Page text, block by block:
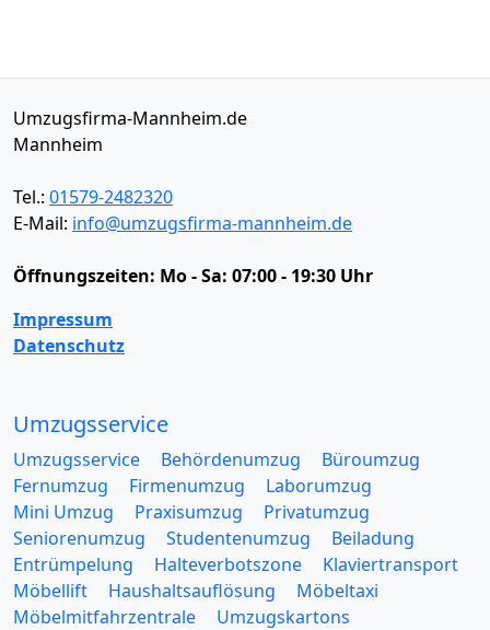
Umzugsfirma-Mannheim.de
Mannheim
Tel.: 01579-2482320
E-Mail: info@umzugsfirma-mannheim.de
Öffnungszeiten: Mo - Sa: 07:00 - 19:30 Uhr
Impressum
Datenschutz
Umzugsservice
Umzugsservice Behördenumzug
Büroumzug
Fernumzug
Firmenumzug
Laborumzug
Mini Umzug
Praxisumzug
Privatumzug
Seniorenumzug
Studentenumzug
Beiladung
Entrümpelung
Halteverbotszone
Klaviertransport
Möbellift
Haushaltsauflösung
Möbeltaxi
Möbelmitfahrzentrale
Umzugskartons